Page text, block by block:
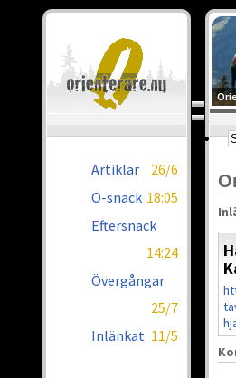
Artiklar
26/6
O-snack 18:05
Eftersnack
14:24
Övergångar
25/7
Inlänkat 11/5